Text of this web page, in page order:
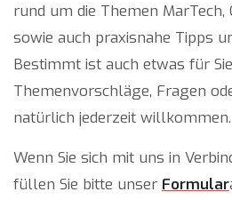
rund um die Themen MarTech,
sowie auch praxisnahe Tipps
Bestimmt ist auch etwas für
Themenvorschläge, Fragen
natürlich jederzeit willkommen.
Wenn Sie sich mit uns in
füllen Sie bitte unser Formular